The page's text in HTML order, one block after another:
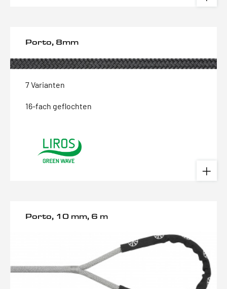
Porto, 8mm
7 Varianten
16-fach geflochten
Porto, 10 mm, 6 m